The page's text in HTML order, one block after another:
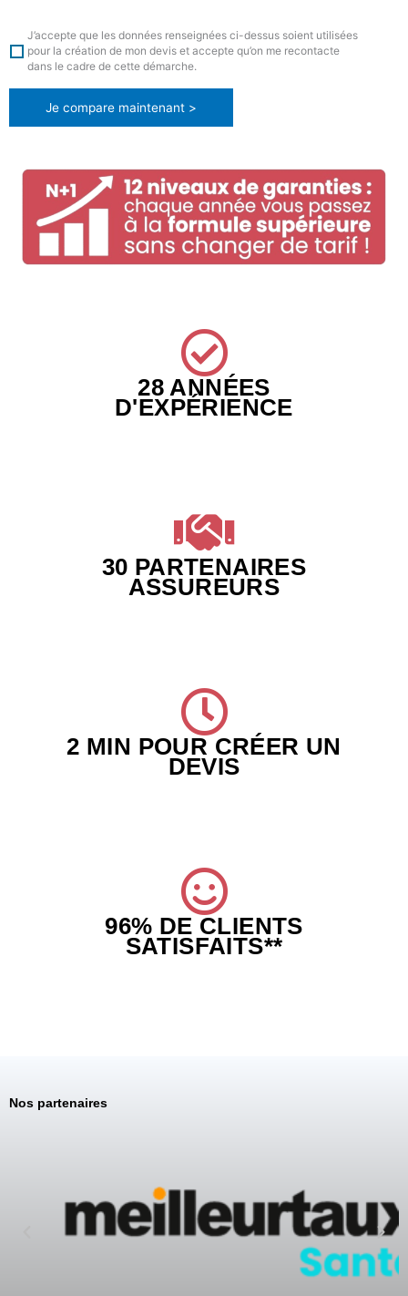
J’accepte que les données renseignées ci-dessus soient utilisées
pour la création de mon devis et accepte qu’on me recontacte
dans le cadre de cette démarche.
Je compare maintenant >
28 ANNÉES
D'EXPÉRIENCE
30 PARTENAIRES
ASSUREURS
2 MIN POUR CRÉER UN
DEVIS
96% DE CLIENTS
SATISFAITS**
Nos partenaires